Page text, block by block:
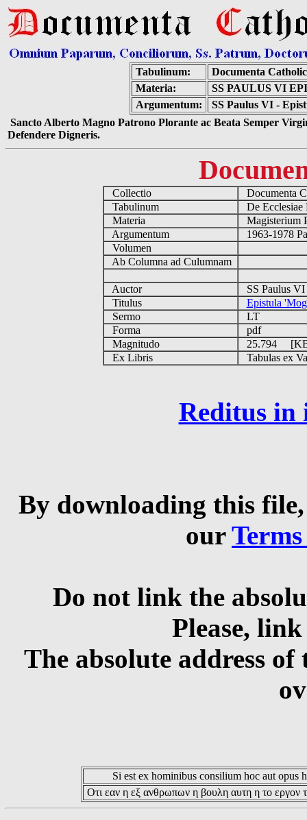
Tabulinum:
Documenta
Materia:
SS PAULUS VI
Argumentum:
SS Paulus VI -
Sancto Alberto Magno Patrono Plorante ac Beata Semper
Defendere Digneris.
Collectio
Documenta
Tabulinum
De
Materia
Magisterium
Argumentum
1963-1978
Volumen
Ab Columna ad Culumnam
Auctor
SS Paulus
Titulus
Epistula
Sermo
LT
Forma
pdf
Magnitudo
25.794
Ex Libris
Tabulas ex
Reditus in
By downloading this
our
Do not link the
Please,
The absolute address
Si est ex hominibus consilium hoc aut opus
Οτι εαν η εξ ανθρωπων η βουλη αυτη η το εργον